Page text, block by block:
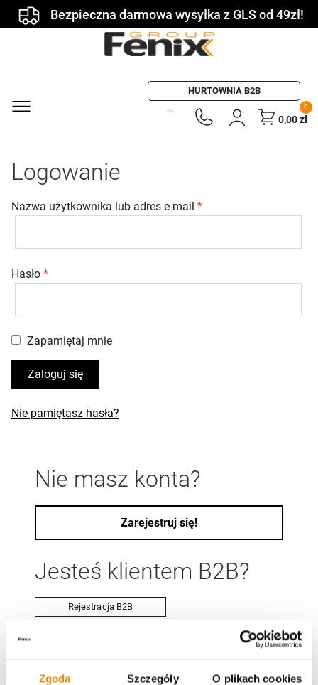
Zgoda Szczegóły O plikach cookies
Bezpieczna darmowa wysyłka z GLS od 49zł!
HURTOWNIA B2B
0
0,00zł
Logowanie
Nazwa użytkownika lub adres e-mail *Wymagane
Hasło *Wymagane
Zapamiętaj mnie
Zaloguj się
Nie pamiętasz hasła?
Nie masz konta?
Zarejestruj się!
Jesteś klientem B2B?
Rejestracja B2B
Szybsze zakupy